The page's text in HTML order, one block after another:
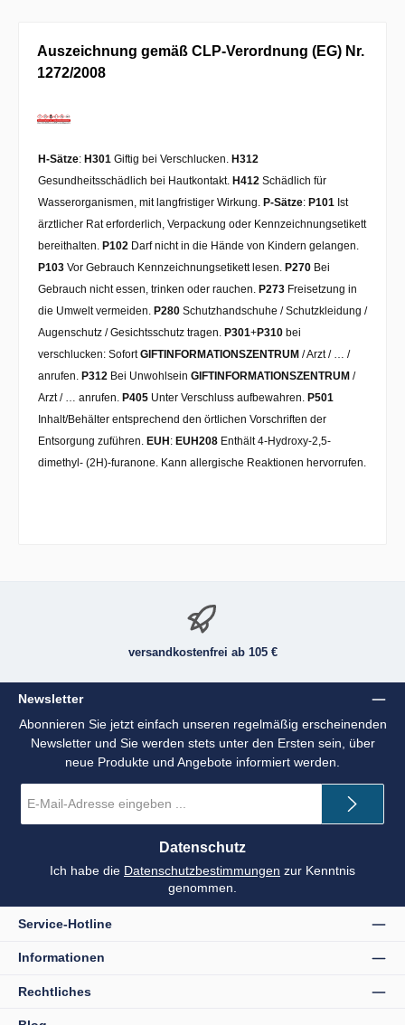
Auszeichnung gemäß CLP-Verordnung (EG) Nr.
1272/2008
H-Sätze: H301 Giftig bei Verschlucken. H312
Gesundheitsschädlich bei Hautkontakt. H412 Schädlich für
Wasserorganismen, mit langfristiger Wirkung. P-Sätze: P101 Ist
ärztlicher Rat erforderlich, Verpackung oder Kennzeichnungsetikett
bereithalten. P102 Darf nicht in die Hände von Kindern gelangen.
P103 Vor Gebrauch Kennzeichnungsetikett lesen. P270 Bei
Gebrauch nicht essen, trinken oder rauchen. P273 Freisetzung in
die Umwelt vermeiden. P280 Schutzhandschuhe / Schutzkleidung /
Augenschutz / Gesichtsschutz tragen. P301+P310 bei
verschlucken: SofortGIFTINFORMATIONSZENTRUM / Arzt / … /
anrufen. P312 Bei Unwohlsein GIFTINFORMATIONSZENTRUM /
Arzt / … anrufen. P405 Unter Verschluss aufbewahren. P501
Inhalt/Behälter entsprechend den örtlichen Vorschriften der
Entsorgung zuführen. EUH : EUH208 Enthält 4-Hydroxy-2,5-
dimethyl- (2H)-furanone. Kann allergische Reaktionen hervorrufen.
versandkostenfrei ab 105 €
Newsletter
Abonnieren Sie jetzt einfach unseren regelmäßig erscheinenden
Newsletter und Sie werden stets unter den Ersten sein, über
neue Produkte und Angebote informiert werden.
Mail-
*
Datenschutz
Ich habe die Datenschutzbestimmungen zur Kenntnis
genommen.
Service-Hotline
Informationen
Rechtliches